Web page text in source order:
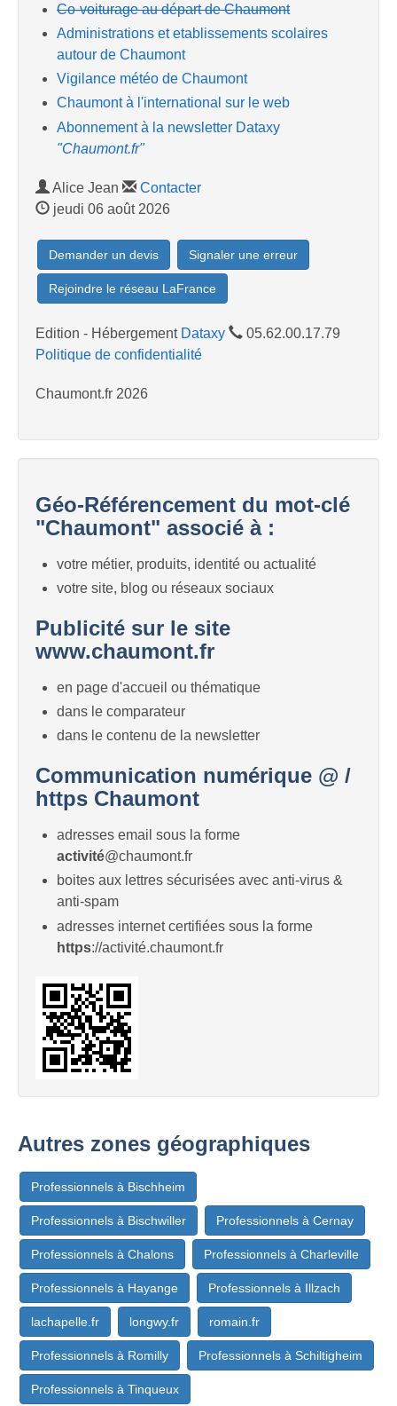
Co-voiturage au départ de Chaumont
Administrations et etablissements scolaires
autour de Chaumont
Vigilance météo de Chaumont
Chaumont à l'international sur le web
Abonnement à la newsletter Dataxy
"Chaumont.fr"
Alice Jean
Contacter
jeudi 06 août 2026
Demander un devis Signaler une erreur
Rejoindre le réseau LaFrance
Edition - Hébergement Dataxy
05.62.00.17.79
Politique de confidentialité
Chaumont.fr 2026
Géo-Référencement du mot-clé
"Chaumont" associé à :
votre métier, produits, identité ou actualité
votre site, blog ou réseaux sociaux
Publicité sur le site
www.chaumont.fr
en page d'accueil ou thématique
dans le comparateur
dans le contenu de la newsletter
Communication numérique @ /
https Chaumont
adresses email sous la forme
activité@chaumont.fr
boites aux lettres sécurisées avec anti-virus &
anti-spam
adresses internet certifiées sous la forme
https://activité.chaumont.fr
Autres zones géographiques
Professionnels à Bischheim
Professionnels à Bischwiller Professionnels à Cernay
Professionnels à Chalons Professionnels à Charleville
Professionnels à Hayange Professionnels à Illzach
lachapelle.fr longwy.fr romain.fr
Professionnels à Romilly Professionnels à Schiltigheim
Professionnels à Tinqueux